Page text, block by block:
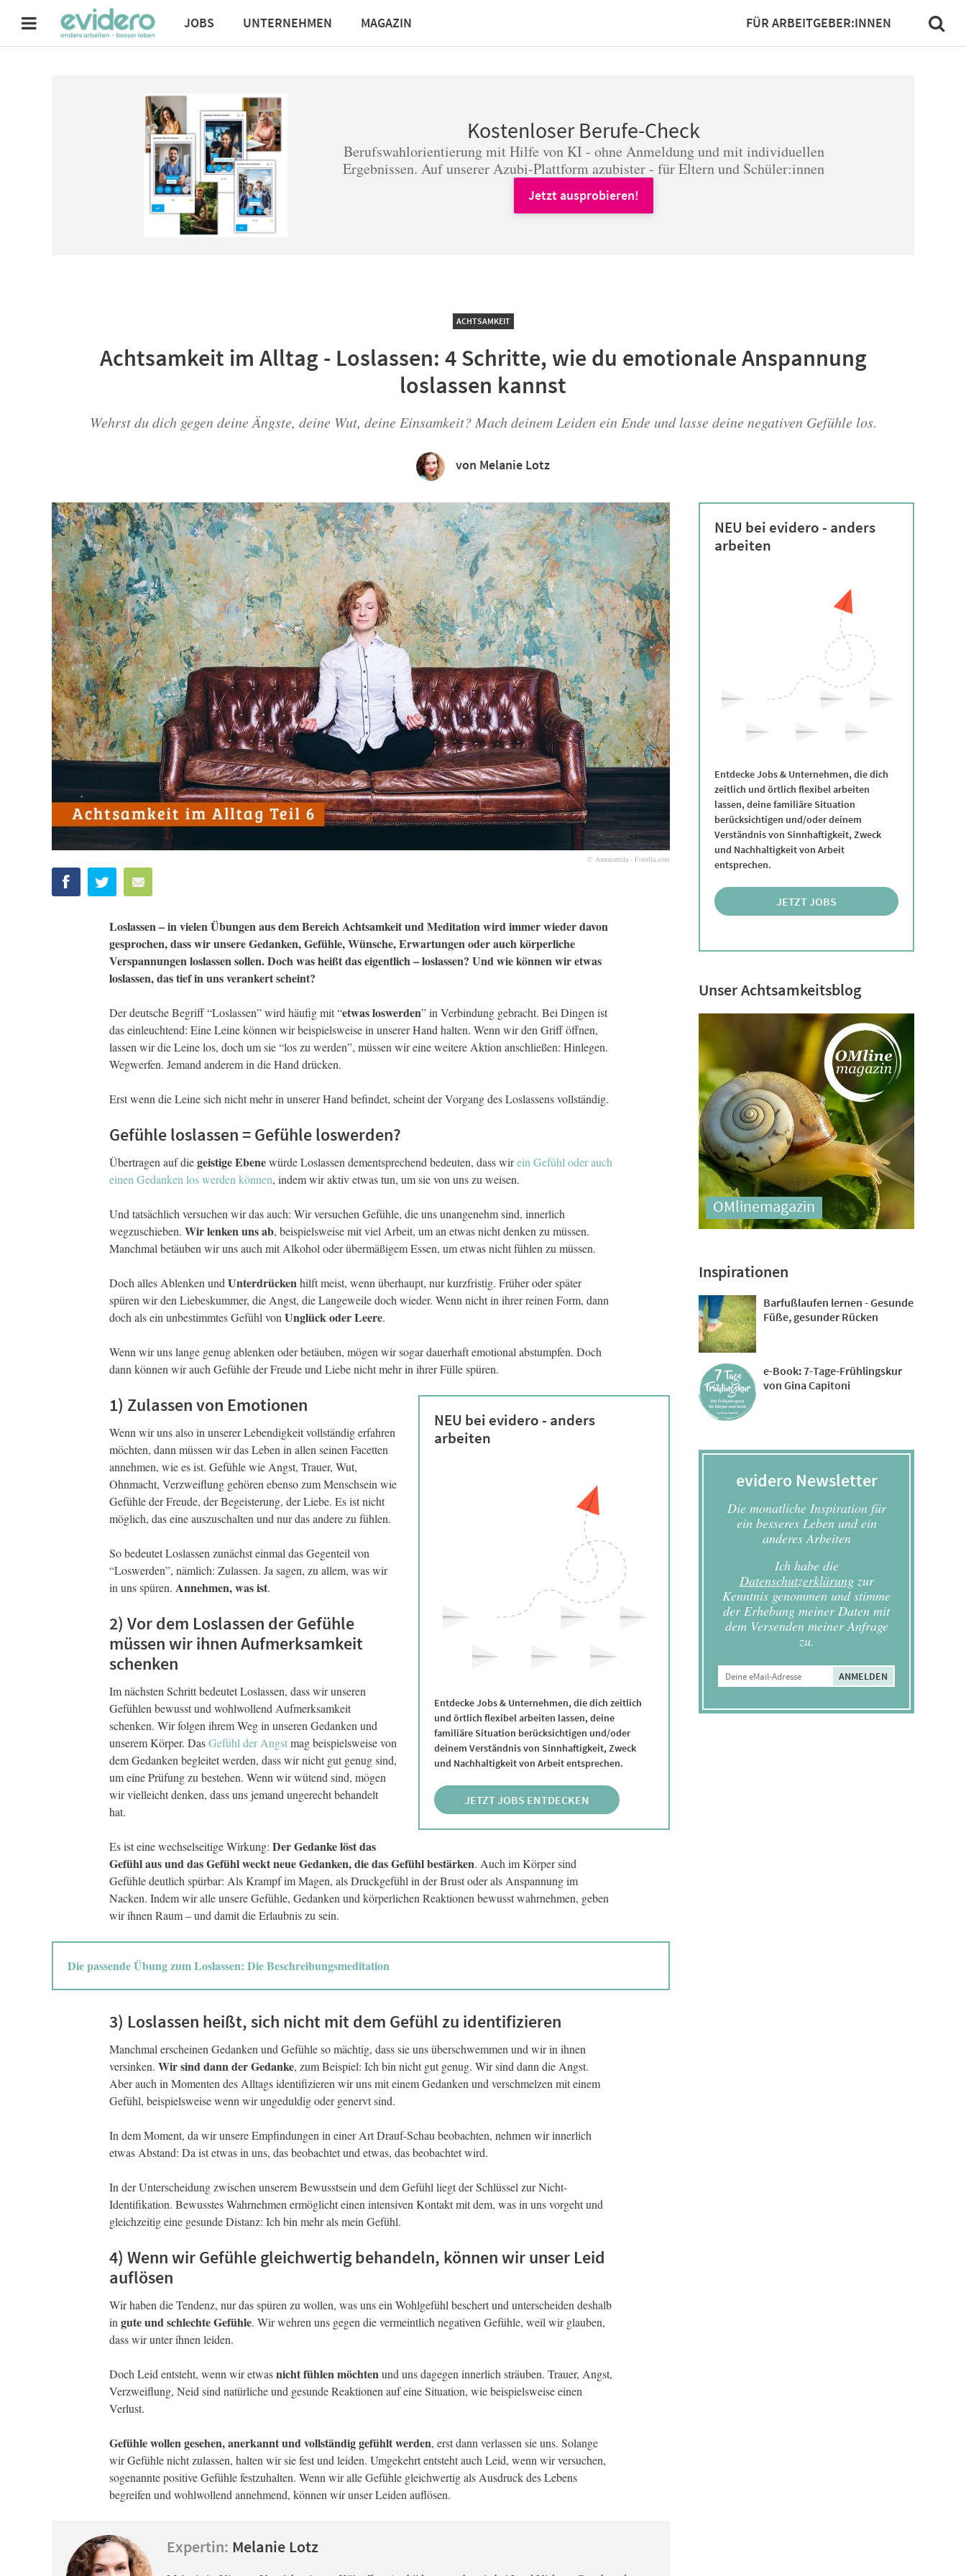
JOBS UNTERNEHMEN MAGAZIN FÜR ARBEITGEBER:INNEN
Kostenloser Berufe-Check
Berufswahlorientierung mit Hilfe von KI - ohne Anmeldung und mit individuellen
Ergebnissen. Auf unserer Azubi-Plattform azubister - für Eltern und Schüler:innen
Jetzt ausprobieren!
ACHTSAMKEIT
Achtsamkeit im Alltag - Loslassen: 4 Schritte, wie du emotionale Anspannung
loslassen kannst
Wehrst du dich gegen deine Ängste, deine Wut, deine Einsamkeit? Mach deinem Leiden ein Ende und lasse deine negativen Gefühle los.
von Melanie Lotz
© Annatamila - Fotolia.com
Loslassen – in vielen Übungen aus dem Bereich Achtsamkeit und Meditation wird immer wieder davon
gesprochen, dass wir unsere Gedanken, Gefühle, Wünsche, Erwartungen oder auch körperliche
Verspannungen loslassen sollen. Doch was heißt das eigentlich – loslassen? Und wie können wir etwas
loslassen, das tief in uns verankert scheint?
Der deutsche Begriff “Loslassen” wird häufig mit “etwas loswerden” in Verbindung gebracht. Bei Dingen ist
das einleuchtend: Eine Leine können wir beispielsweise in unserer Hand halten. Wenn wir den Griff öffnen,
lassen wir die Leine los, doch um sie “los zu werden”, müssen wir eine weitere Aktion anschließen: Hinlegen.
Wegwerfen. Jemand anderem in die Hand drücken.
Erst wenn die Leine sich nicht mehr in unserer Hand befindet, scheint der Vorgang des Loslassens vollständig.
Gefühle loslassen = Gefühle loswerden?
Übertragen auf diegeistige Ebenewürde Loslassen dementsprechend bedeuten, dass wirein Gefühl oder auch
einen Gedanken los werden können, indem wir aktiv etwas tun, um sie von uns zu weisen.
Und tatsächlich versuchen wir das auch: Wir versuchen Gefühle, die uns unangenehm sind, innerlich
wegzuschieben. Wir lenken uns ab, beispielsweise mit viel Arbeit, um an etwas nicht denken zu müssen.
Manchmal betäuben wir uns auch mit Alkohol oder übermäßigem Essen, um etwas nicht fühlen zu müssen.
Doch alles Ablenken und Unterdrückenhilft meist, wenn überhaupt, nur kurzfristig. Früher oder später
spüren wir den Liebeskummer, die Angst, die Langeweile doch wieder. Wenn nicht in ihrer reinen Form, dann
doch als ein unbestimmtes Gefühl von Unglück oder Leere.
Wenn wir uns lange genug ablenken oder betäuben, mögen wir sogar dauerhaft emotional abstumpfen. Doch
dann können wir auch Gefühle der Freude und Liebe nicht mehr in ihrer Fülle spüren.
NEU bei evidero - anders
arbeiten
Entdecke Jobs & Unternehmen, die dich zeitlich
und örtlich flexibel arbeiten lassen, deine
familiäre Situation berücksichtigen und/oder
deinem Verständnis von Sinnhaftigkeit, Zweck
und Nachhaltigkeit von Arbeit entsprechen.
JETZT JOBS ENTDECKEN
1) Zulassen von Emotionen
Wenn wir uns also in unserer Lebendigkeit vollständig erfahren
möchten, dann müssen wir das Leben in allen seinen Facetten
annehmen, wie es ist. Gefühle wie Angst, Trauer, Wut,
Ohnmacht, Verzweiflung gehören ebenso zum Menschsein wie
Gefühle der Freude, der Begeisterung, der Liebe. Es ist nicht
möglich, das eine auszuschalten und nur das andere zu fühlen.
So bedeutet Loslassen zunächst einmal das Gegenteil von
“Loswerden”, nämlich: Zulassen. Ja sagen, zu allem, was wir
in uns spüren. Annehmen, was ist.
2) Vor dem Loslassen der Gefühle
müssen wir ihnen Aufmerksamkeit
schenken
Im nächsten Schritt bedeutet Loslassen, dass wir unseren
Gefühlen bewusst und wohlwollend Aufmerksamkeit
schenken. Wir folgen ihrem Weg in unseren Gedanken und
unserem Körper. DasGefühl der Angstmag beispielsweise von
dem Gedanken begleitet werden, dass wir nicht gut genug sind,
um eine Prüfung zu bestehen. Wenn wir wütend sind, mögen
wir vielleicht denken, dass uns jemand ungerecht behandelt
hat.
Es ist eine wechselseitige Wirkung: Der Gedanke löst das
Gefühl aus und das Gefühl weckt neue Gedanken, die das Gefühl bestärken. Auch im Körper sind
Gefühle deutlich spürbar: Als Krampf im Magen, als Druckgefühl in der Brust oder als Anspannung im
Nacken. Indem wir alle unsere Gefühle, Gedanken und körperlichen Reaktionen bewusst wahrnehmen, geben
wir ihnen Raum – und damit die Erlaubnis zu sein.
Die passende Übung zum Loslassen: Die Beschreibungsmeditation
3) Loslassen heißt, sich nicht mit dem Gefühl zu identifizieren
Manchmal erscheinen Gedanken und Gefühle so mächtig, dass sie uns überschwemmen und wir in ihnen
versinken. Wir sind dann der Gedanke, zum Beispiel: Ich bin nicht gut genug. Wir sind dann die Angst.
Aber auch in Momenten des Alltags identifizieren wir uns mit einem Gedanken und verschmelzen mit einem
Gefühl, beispielsweise wenn wir ungeduldig oder genervt sind.
In dem Moment, da wir unsere Empfindungen in einer Art Drauf-Schau beobachten, nehmen wir innerlich
etwas Abstand: Da ist etwas in uns, das beobachtet und etwas, das beobachtet wird.
In der Unterscheidung zwischen unserem Bewusstsein und dem Gefühl liegt der Schlüssel zur Nicht-
Identifikation. Bewusstes Wahrnehmen ermöglicht einen intensiven Kontakt mit dem, was in uns vorgeht und
gleichzeitig eine gesunde Distanz: Ich bin mehr als mein Gefühl.
4) Wenn wir Gefühle gleichwertig behandeln, können wir unser Leid
auflösen
Wir haben die Tendenz, nur das spüren zu wollen, was uns ein Wohlgefühl beschert und unterscheiden deshalb
in gute und schlechte Gefühle. Wir wehren uns gegen die vermeintlich negativen Gefühle, weil wir glauben,
dass wir unter ihnen leiden.
Doch Leid entsteht, wenn wir etwasnicht fühlen möchtenund uns dagegen innerlich sträuben. Trauer, Angst,
Verzweiflung, Neid sind natürliche und gesunde Reaktionen auf eine Situation, wie beispielsweise einen
Verlust.
Gefühle wollen gesehen, anerkannt und vollständig gefühlt werden, erst dann verlassen sie uns. Solange
wir Gefühle nicht zulassen, halten wir sie fest und leiden. Umgekehrt entsteht auch Leid, wenn wir versuchen,
sogenannte positive Gefühle festzuhalten. Wenn wir alle Gefühle gleichwertig als Ausdruck des Lebens
begreifen und wohlwollend annehmend, können wir unser Leiden auflösen.
Expertin: Melanie Lotz
NEU bei evidero - anders
arbeiten
Entdecke Jobs & Unternehmen, die dich
zeitlich und örtlich flexibel arbeiten
lassen, deine familiäre Situation
berücksichtigen und/oder deinem
Verständnis von Sinnhaftigkeit, Zweck
und Nachhaltigkeit von Arbeit
entsprechen.
JETZT JOBS
Unser Achtsamkeitsblog
OMlinemagazin
Inspirationen
Barfußlaufen lernen - Gesunde
Füße, gesunder Rücken
e-Book: 7-Tage-Frühlingskur
von Gina Capitoni
evidero Newsletter
Die monatliche Inspiration für
ein besseres Leben und ein
anderes Arbeiten
Ich habe die
Datenschutzerklärungzur
Kenntnis genommen und stimme
der Erhebung meiner Daten mit
dem Versenden meiner Anfrage
zu.